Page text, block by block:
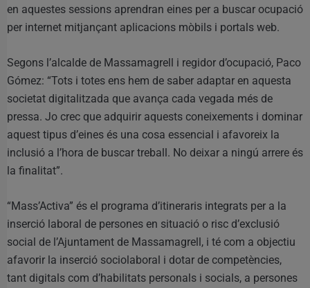
en aquestes sessions aprendran eines per a buscar ocupació
per internet mitjançant aplicacions mòbils i portals web.
Segons l’alcalde de Massamagrell i regidor d’ocupació, Paco
Gómez: “Tots i totes ens hem de saber adaptar en aquesta
societat digitalitzada que avança cada vegada més de
pressa. Jo crec que adquirir aquests coneixements i dominar
aquest tipus d’eines és una cosa essencial i afavoreix la
inclusió a l’hora de buscar treball. No deixar a ningú arrere és
la finalitat”.
“Mass’Activa” és el programa d’itineraris integrats per a la
inserció laboral de persones en situació o risc d’exclusió
social de l’Ajuntament de Massamagrell, i té com a objectiu
afavorir la inserció sociolaboral i dotar de competències,
tant digitals com d’habilitats personals i socials, a persones